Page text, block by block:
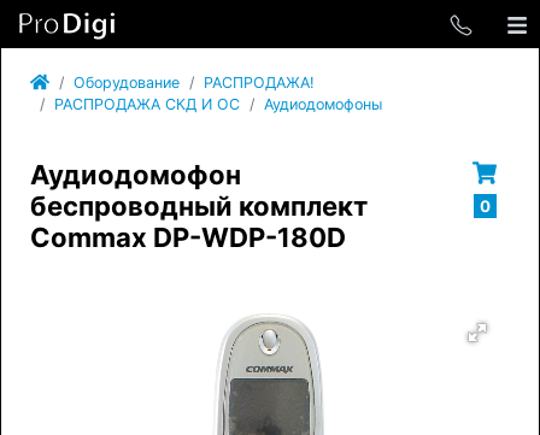
Оборудование
РАСПРОДАЖА!
РАСПРОДАЖА СКД И ОС
Аудиодомофоны
Аудиодомофон
беспроводный комплект
Commax DP-WDP-180D
0